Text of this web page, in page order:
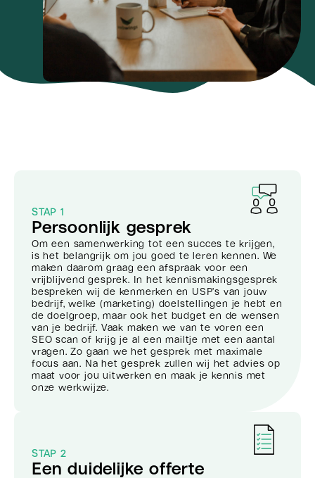
STAP 1
Persoonlijk gesprek
Om een samenwerking tot een succes te krijgen,
is het belangrijk om jou goed te leren kennen. We
maken daarom graag een afspraak voor een
vrijblijvend gesprek. In het kennismakingsgesprek
bespreken wij de kenmerken en USP’s van jouw
bedrijf, welke (marketing) doelstellingen je hebt en
de doelgroep, maar ook het budget en de wensen
van je bedrijf. Vaak maken we van te voren een
SEO scan of krijg je al een mailtje met een aantal
vragen. Zo gaan we het gesprek met maximale
focus aan. Na het gesprek zullen wij het advies op
maat voor jou uitwerken en maak je kennis met
onze werkwijze.
STAP 2
Een duidelijke offerte